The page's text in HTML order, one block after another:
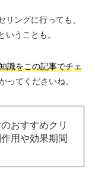
ングに行っても、
うことも。
識をこの記事でチェ
ってくださいね。
おすすめクリ
用や効果期間